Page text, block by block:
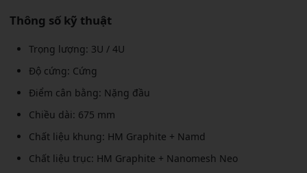
Thông số kỹ thuật
Trọng lượng: 3U / 4U
Độ cứng: Cứng
Điểm cân bằng: Nặng đầu
Chiều dài: 675 mm
Chất liệu khung: HM Graphite + Namd
Chất liệu trục: HM Graphite + Nanomesh Neo